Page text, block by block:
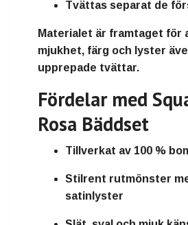
Tvättas separat de
Materialet är framtaget för
mjukhet, färg och lyster
upprepade tvättar.
Fördelar med
Rosa Bäddset
Tillverkat av 100 %
Stilrent rutmönster
satinlyster